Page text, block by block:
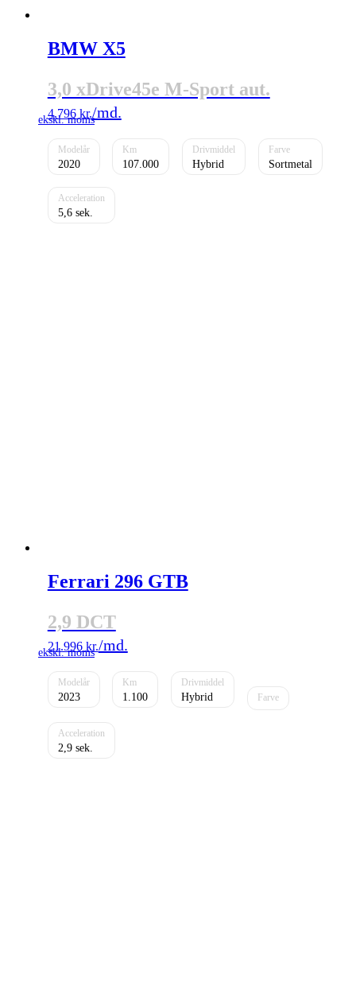
BMW X5
3,0 xDrive45e M-Sport aut.
4.796 kr.
2020 107.000 Hybrid Sortmetal
5,6
Ferrari 296 GTB
2,9 DCT
21.996 kr.
2023 1.100 Hybrid
2,9